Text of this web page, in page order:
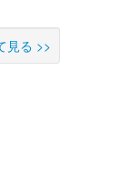
見る >>